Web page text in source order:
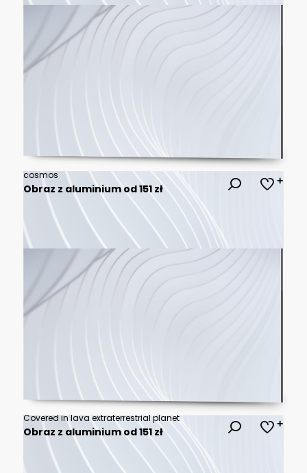
cosmos
Obraz z aluminium od 151 zł
Covered in lava extraterrestrial planet
Obraz z aluminium od 151 zł